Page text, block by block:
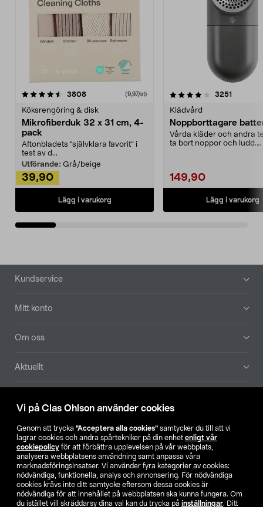
Vi på Clas Ohlson använder cookies
Genom att trycka ”Acceptera alla cookies” samtycker du till att vi
lagrar cookies och andra spårtekniker på din enhet enligt vår
cookiepolicy för att förbättra upplevelsen på vår webbplats,
analysera webbplatsens användning samt anpassa våra
marknadsföringsinsatser. Vi använder fyra kategorier av cookies:
nödvändiga, funktionella, analys och annonsering. För nödvändiga
cookies krävs inte ditt samtycke eftersom dessa cookies är
nödvändiga för att innehållet på webbplatsen ska kunna fungera. Om
du istället vill skräddarsy dina val kan du trycka på inställningar. Ditt
3808recensioner (9,97/st)
Köksrengöring & disk
Mikrofiberduk 32 x 31 cm, 4-
pack
Aftonbladets "självklara favorit” i
test av d...
Utförande: Grå/beige
39,90
Lägg i varukorg
4.0av 5 stjärnor 3251
Klädvård
Noppborttagare
Vårda kläder och andra
ta bort noppor och ludd.
149,90
Lägg i varukorg
4.5av 5 stjärnor
Sidfot
Kundservice
Mitt konto
Om oss
Aktuellt
Hitta butik
SE NO FI